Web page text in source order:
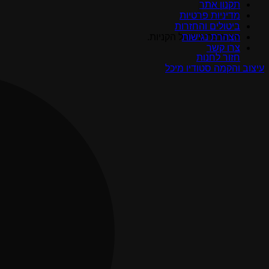
אין מוצרים בסל הקניות.
חזור לחנות
empty.
תקנון אתר
מדיניות פרטיות
ביטולים והחזרות
הצהרת נגישות
צרו קשר
עיצוב והקמה סטודיו מיכל